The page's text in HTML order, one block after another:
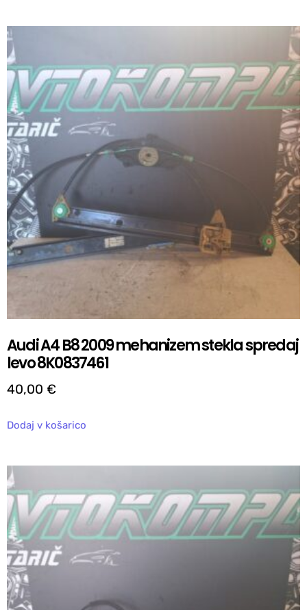
Audi A4 B8 2009 mehanizem stekla spredaj
levo 8K0837461
40,00 €
Dodaj v košarico